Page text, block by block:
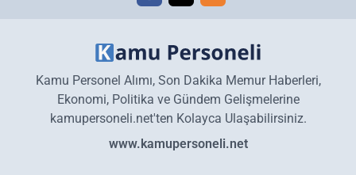
Kamu Personel Alımı, Son Dakika Memur Haberleri,
Ekonomi, Politika ve Gündem Gelişmelerine
kamupersoneli.net'ten Kolayca Ulaşabilirsiniz.
www.kamupersoneli.net